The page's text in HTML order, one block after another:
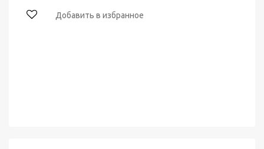
Добавить в избранное